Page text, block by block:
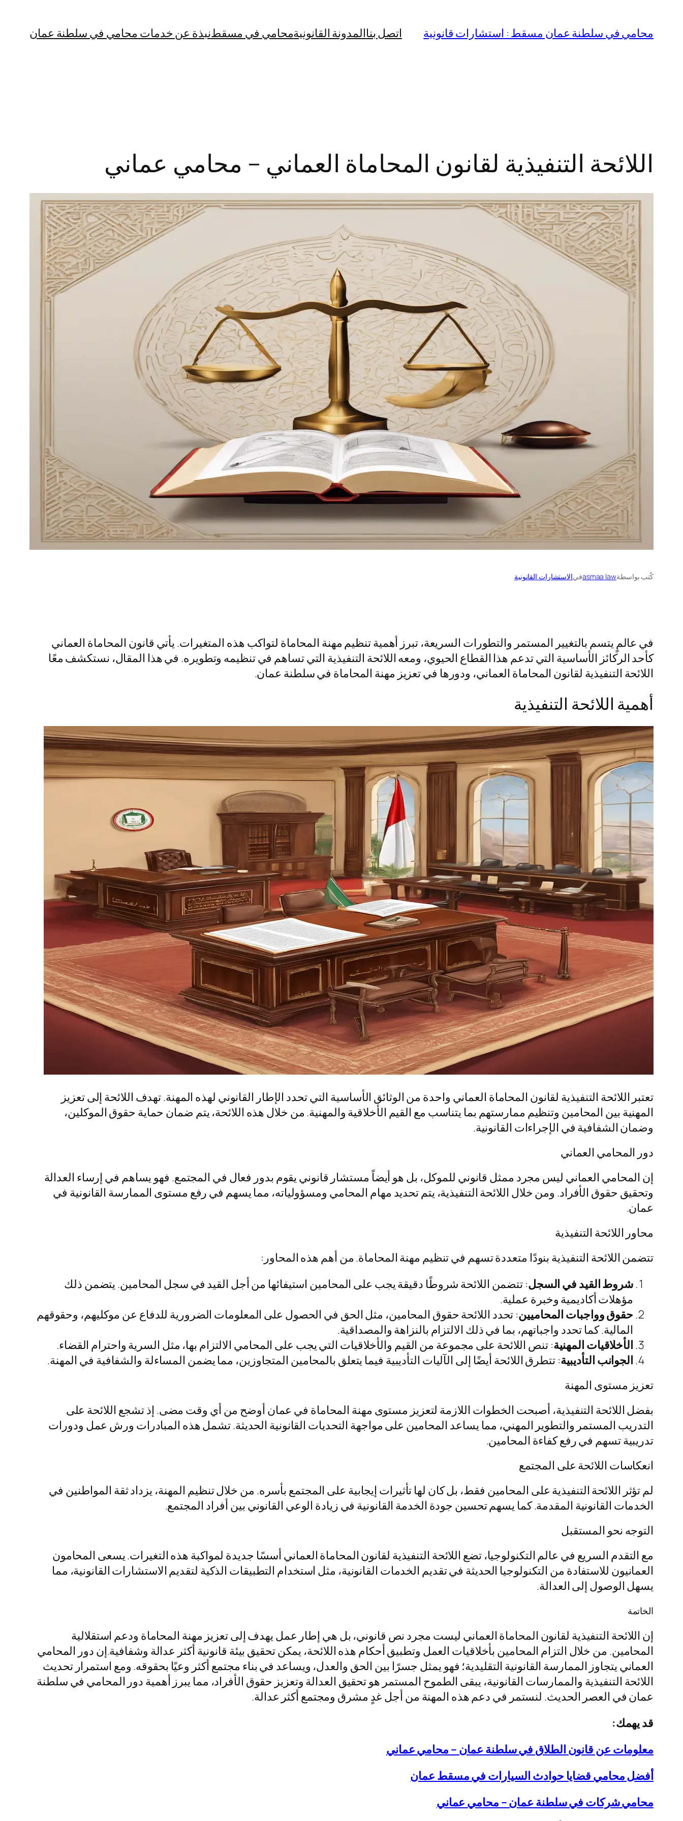
المحتوى
محامي في سلطنة عمان مسقط : استشارات قانونية اتصل بناالمدونة القانونيةمحامي في مسقطنبذة عن خدمات محامي في سلطنة عمان
اللائحة التنفيذية لقانون المحاماة العماني – محامي عماني
كُتب بواسطةasmaa lawفيالاستشارات القانونية
في عالمٍ يتسم بالتغيير المستمر والتطورات السريعة، تبرز أهمية تنظيم مهنة المحاماة لتواكب هذه المتغيرات. يأتي قانون المحاماة العماني
كأحد الركائز الأساسية التي تدعم هذا القطاع الحيوي، ومعه اللائحة التنفيذية التي تساهم في تنظيمه وتطويره. في هذا المقال، نستكشف معًا
اللائحة التنفيذية لقانون المحاماة العماني، ودورها في تعزيز مهنة المحاماة في سلطنة عمان.
أهمية اللائحة التنفيذية
تعتبر اللائحة التنفيذية لقانون المحاماة العماني واحدة من الوثائق الأساسية التي تحدد الإطار القانوني لهذه المهنة. تهدف اللائحة إلى تعزيز
المهنية بين المحامين وتنظيم ممارستهم بما يتناسب مع القيم الأخلاقية والمهنية. من خلال هذه اللائحة، يتم ضمان حماية حقوق الموكلين،
وضمان الشفافية في الإجراءات القانونية.
دور المحامي العماني
إن المحامي العماني ليس مجرد ممثل قانوني للموكل، بل هو أيضاً مستشار قانوني يقوم بدور فعال في المجتمع. فهو يساهم في إرساء العدالة
وتحقيق حقوق الأفراد. ومن خلال اللائحة التنفيذية، يتم تحديد مهام المحامي ومسؤولياته، مما يسهم في رفع مستوى الممارسة القانونية في
عمان.
محاور اللائحة التنفيذية
تتضمن اللائحة التنفيذية بنودًا متعددة تسهم في تنظيم مهنة المحاماة. من أهم هذه المحاور:
شروط القيد في السجل: تتضمن اللائحة شروطًا دقيقة يجب على المحامين استيفائها من أجل القيد في سجل المحامين. يتضمن ذلك
مؤهلات أكاديمية وخبرة عملية.
حقوق وواجبات المحاميين: تحدد اللائحة حقوق المحامين، مثل الحق في الحصول على المعلومات الضرورية للدفاع عن موكليهم، وحقوقهم
المالية. كما تحدد واجباتهم، بما في ذلك الالتزام بالنزاهة والمصداقية.
الأخلاقيات المهنية: تنص اللائحة على مجموعة من القيم والأخلاقيات التي يجب على المحامي الالتزام بها، مثل السرية واحترام القضاء.
الجوانب التأديبية: تتطرق اللائحة أيضًا إلى الآليات التأديبية فيما يتعلق بالمحامين المتجاوزين، مما يضمن المساءلة والشفافية في المهنة.
تعزيز مستوى المهنة
بفضل اللائحة التنفيذية، أصبحت الخطوات اللازمة لتعزيز مستوى مهنة المحاماة في عمان أوضح من أي وقت مضى. إذ تشجع اللائحة على
التدريب المستمر والتطوير المهني، مما يساعد المحامين على مواجهة التحديات القانونية الحديثة. تشمل هذه المبادرات ورش عمل ودورات
تدريبية تسهم في رفع كفاءة المحامين.
انعكاسات اللائحة على المجتمع
لم تؤثر اللائحة التنفيذية على المحامين فقط، بل كان لها تأثيرات إيجابية على المجتمع بأسره. من خلال تنظيم المهنة، يزداد ثقة المواطنين في
الخدمات القانونية المقدمة. كما يسهم تحسين جودة الخدمة القانونية في زيادة الوعي القانوني بين أفراد المجتمع.
التوجه نحو المستقبل
مع التقدم السريع في عالم التكنولوجيا، تضع اللائحة التنفيذية لقانون المحاماة العماني أسسًا جديدة لمواكبة هذه التغيرات. يسعى المحامون
العمانيون للاستفادة من التكنولوجيا الحديثة في تقديم الخدمات القانونية، مثل استخدام التطبيقات الذكية لتقديم الاستشارات القانونية، مما
يسهل الوصول إلى العدالة.
الخاتمة
إن اللائحة التنفيذية لقانون المحاماة العماني ليست مجرد نص قانوني، بل هي إطار عمل يهدف إلى تعزيز مهنة المحاماة ودعم استقلالية
المحامين. من خلال التزام المحامين بأخلاقيات العمل وتطبيق أحكام هذه اللائحة، يمكن تحقيق بيئة قانونية أكثر عدالة وشفافية.إن دور المحامي
العماني يتجاوز الممارسة القانونية التقليدية؛ فهو يمثل جسرًا بين الحق والعدل، ويساعد في بناء مجتمع أكثر وعيًا بحقوقه. ومع استمرار تحديث
اللائحة التنفيذية والممارسات القانونية، يبقى الطموح المستمر هو تحقيق العدالة وتعزيز حقوق الأفراد، مما يبرز أهمية دور المحامي في سلطنة
عمان في العصر الحديث. لنستمر في دعم هذه المهنة من أجل غدٍ مشرق ومجتمع أكثر عدالة.
قد يهمك:
معلومات عن قانون الطلاق في سلطنة عمان – محامي عماني
أفضل محامي قضايا حوادث السيارات في مسقط عمان
محامي شركات في سلطنة عمان – محامي عماني